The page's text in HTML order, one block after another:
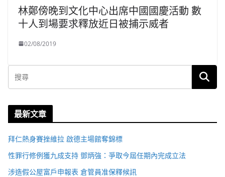
林鄭傍晚到文化中心出席中國國慶活動 數
十人到場要求釋放近日被捕示威者
02/08/2019
最新文章
拜仁熱身賽挫維拉 啟德主場館奪錦標
性罪行修例獲九成支持 鄧炳強：爭取今屆任期內完成立法
涉造假公屋富戶申報表 倉管員准保釋候訊